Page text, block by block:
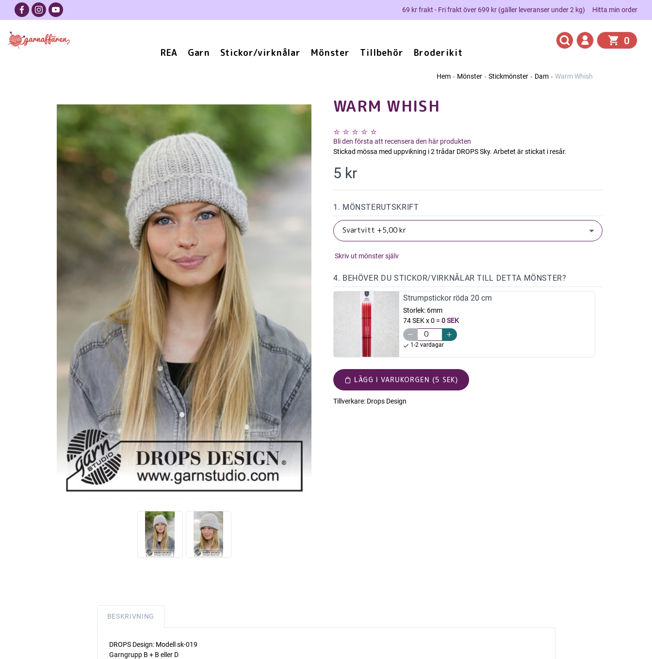
69 kr frakt - Fri frakt över 699 kr (gäller leveranser under 2 kg) Hitta min order
REA Garn Stickor/virknålar Mönster Tillbehör Broderikit
0
Hem Mönster Stickmönster Dam Warm Whish
WARM WHISH
Bli den första att recensera den här produkten
Stickad mössa med uppvikning i 2 trådar DROPS Sky. Arbetet är stickat i resår.
5 kr
1. MÖNSTERUTSKRIFT
Skriv ut mönster själv
4. BEHÖVER DU STICKOR/VIRKNÅLAR TILL DETTA MÖNSTER?
Strumpstickor röda 20 cm
Storlek: 6mm
74 SEK x 0 = 0 SEK
1-2 vardagar
LÄGG I VARUKORGEN (5 SEK)
Tillverkare: Drops Design
BESKRIVNING
DROPS Design: Modell sk-019
Garngrupp B + B eller D